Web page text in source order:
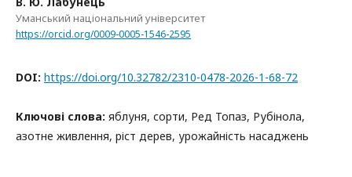
Уманський національний університет
https://orcid.org/0009-0005-1546-2595
DOI: https://doi.org/10.32782/2310-0478-2026-1-68-72
Ключові слова: яблуня, сорти, Ред Топаз, Рубінола,
азотне живлення, ріст дерев, урожайність насаджень